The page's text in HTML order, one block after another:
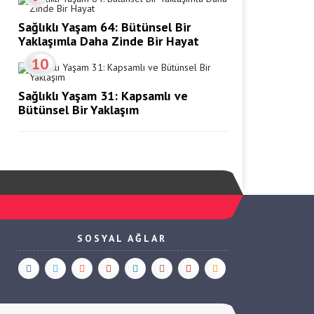
Sağlıklı Yaşam 64: Bütünsel Bir
Yaklaşımla Daha Zinde Bir Hayat
10
Sağlıklı Yaşam 31: Kapsamlı ve
Bütünsel Bir Yaklaşım
SOSYAL AĞLAR